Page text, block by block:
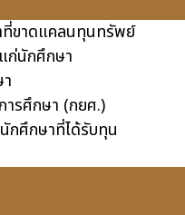
ที่ขาดแคลนทุนทรัพย์
ก่นักศึกษา
ารศึกษา (กยศ.)
กศึกษาที่ได้รับทุน